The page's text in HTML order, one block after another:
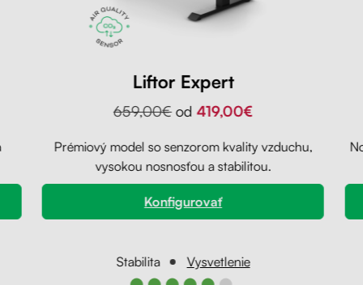
Liftor Expert
659,00€ od419,00€
Prémiový model so senzorom kvality vzduchu,
vysokou nosnosťou a stabilitou.
Konfigurovať
Stabilita Vysvetlenie